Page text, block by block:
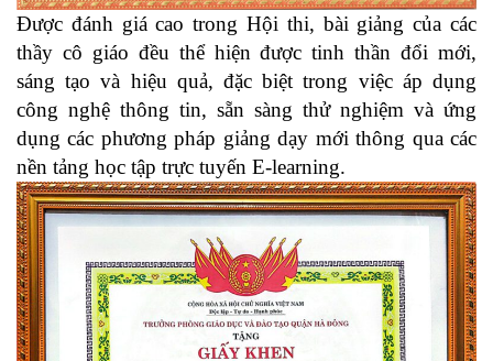
️Được đánh giá cao trong Hội thi, bài giảng của các
thầy cô giáo đều thể hiện được tinh thần đổi mới,
sáng tạo và hiệu quả, đặc biệt trong việc áp dụng
công nghệ thông tin, sẵn sàng thử nghiệm và ứng
dụng các phương pháp giảng dạy mới thông qua các
nền tảng học tập trực tuyến E-learning.